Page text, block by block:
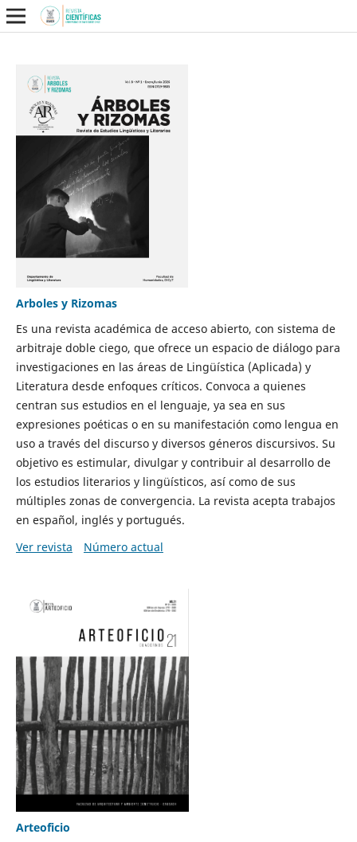
Arboles y Rizomas
Es una revista académica de acceso abierto, con sistema de
arbitraje doble ciego, que ofrece un espacio de diálogo para
investigaciones en las áreas de Lingüística (Aplicada) y
Literatura desde enfoques críticos. Convoca a quienes
centran sus estudios en el lenguaje, ya sea en sus
expresiones poéticas o en su manifestación como lengua en
uso a través del discurso y diversos géneros discursivos. Su
objetivo es estimular, divulgar y contribuir al desarrollo de
los estudios literarios y lingüísticos, así como de sus
múltiples zonas de convergencia. La revista acepta trabajos
en español, inglés y portugués.
Ver revista
Número actual
Arteoficio